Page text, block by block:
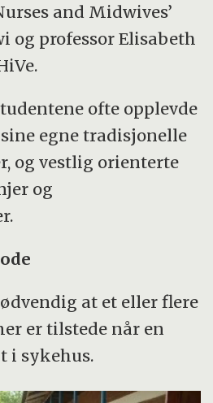
and Midwives’
og professor Elisabeth
ofte opplevde
egne tradisjonelle
og vestlig orienterte
og
at et eller flere
er tilstede når en
i sykehus.